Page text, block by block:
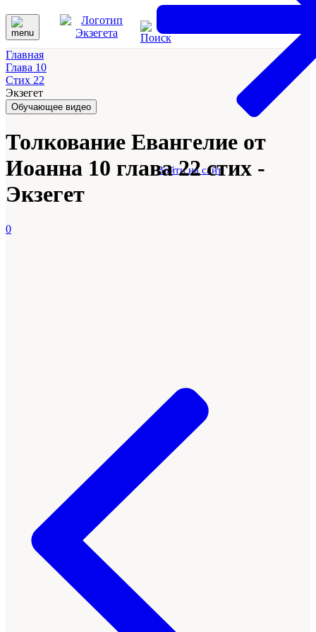
Войти на сайт
Главная
Глава 10
Стих 22
Экзегет
Обучающее видео
Толкование Евангелие от
Иоанна 10 глава 22 стих -
Экзегет
0